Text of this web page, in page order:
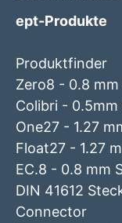
ept-Produkte
Produktfinder
Zero8 - 0.8 mm
Colibri - 0.5mm
One27 - 1.27
Float27 - 1.27
EC.8 - 0.8 mm
DIN 41612
Connector